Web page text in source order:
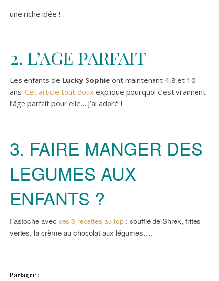
une riche idée !
2. L’AGE PARFAIT
Les enfants de Lucky Sophie ont maintenant 4,8 et 10
ans. Cet article tout doux explique pourquoi c’est vraiment
l’âge parfait pour elle… J’ai adoré !
3. FAIRE MANGER DES
LEGUMES AUX
ENFANTS ?
Fastoche avec ces 8 recettes au top : soufflé de Shrek, frites
vertes, la crème au chocolat aux légumes….
Partager :